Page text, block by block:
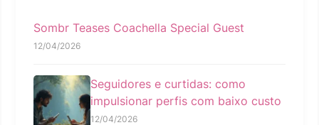
Sombr Teases Coachella Special Guest
12/04/2026
Seguidores e curtidas: como
impulsionar perfis com baixo custo
12/04/2026